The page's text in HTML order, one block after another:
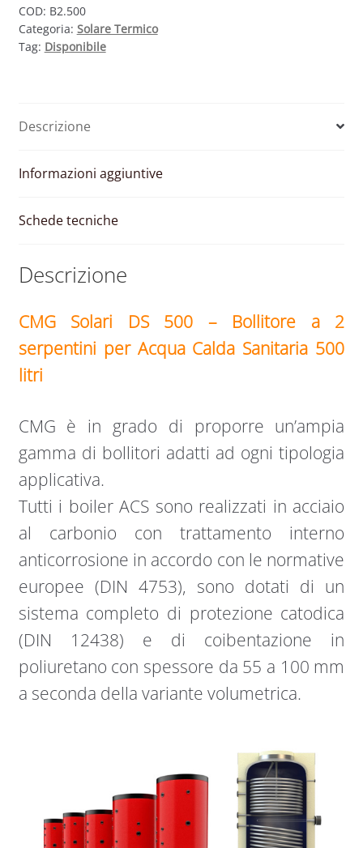
–
BOLLITORE
A
ACS
LITRI
COD: B2.500
Categoria: Solare Termico
Tag: Disponibile
Descrizione
Informazioni aggiuntive
Schede tecniche
Descrizione
CMG Solari DS 500 – Bollitore a 2
serpentini per Acqua Calda Sanitaria 500
litri
CMG è in grado di proporre un’ampia
gamma di bollitori adatti ad ogni tipologia
applicativa.
Tutti i boiler ACS sono realizzati in acciaio
al carbonio con trattamento interno
anticorrosione in accordo con le normative
europee (DIN 4753), sono dotati di un
sistema completo di protezione catodica
(DIN 12438) e di coibentazione in
poliuretano con spessore da 55 a 100 mm
a seconda della variante volumetrica.